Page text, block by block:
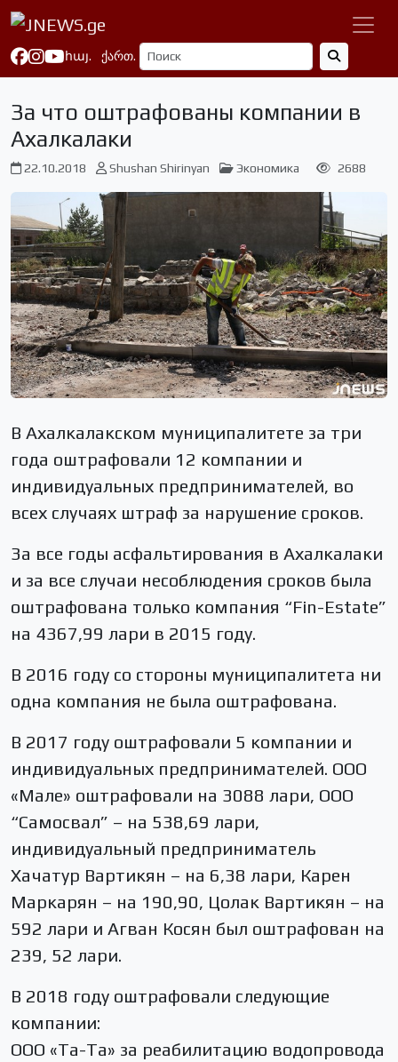
հայ. ქართ.
За что оштрафованы компании в
Ахалкалаки
22.10.2018 Shushan Shirinyan Экономика 2688
В Ахалкалакском муниципалитете за три
года оштрафовали 12 компании и
индивидуальных предпринимателей, во
всех случаях штраф за нарушение сроков.
За все годы асфальтирования в Ахалкалаки
и за все случаи несоблюдения сроков была
оштрафована только компания “Fin-Estate”
на 4367,99 лари в 2015 году.
В 2016 году со стороны муниципалитета ни
одна компания не была оштрафована.
В 2017 году оштрафовали 5 компании и
индивидуальных предпринимателей. ООО
«Мале» оштрафовали на 3088 лари, ООО
“Самосвал” – на 538,69 лари,
индивидуальный предприниматель
Хачатур Вартикян – на 6,38 лари, Карен
Маркарян – на 190,90, Цолак Вартикян – на
592 лари и Агван Косян был оштрафован на
239, 52 лари.
В 2018 году оштрафовали следующие
компании:
ООО «Та-Та» за реабилитацию водопровода